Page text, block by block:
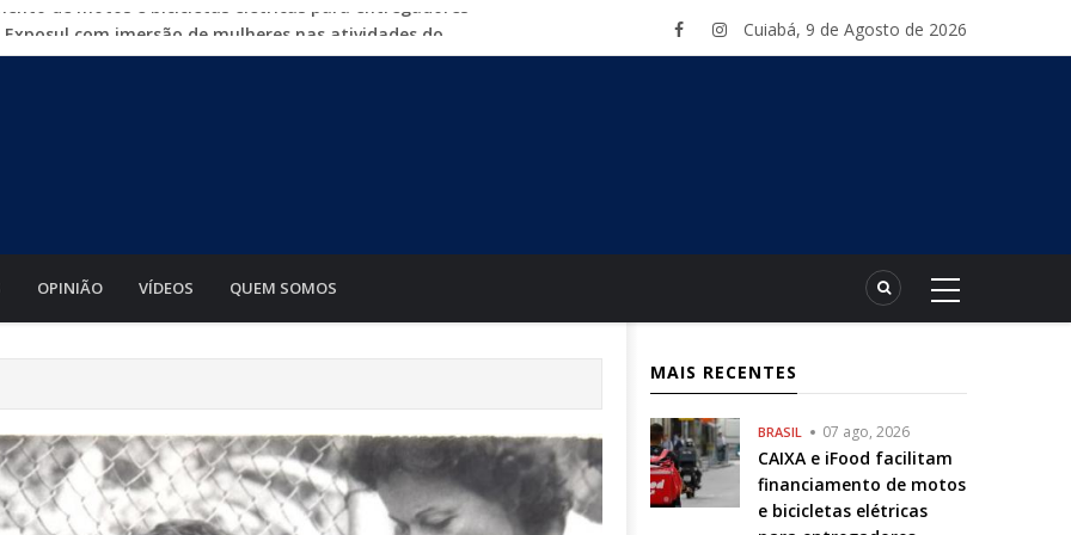
com imersão de mulheres nas atividades do
crimes digitais contra menores
de motos e bicicletas elétricas para entregadores
Cuiabá, 9 de Agosto de 2026
OPINIÃO VÍDEOS QUEM SOMOS
MAIS RECENTES
BRASIL 07 ago, 2026
CAIXA e iFood facilitam
financiamento de motos
e bicicletas elétricas